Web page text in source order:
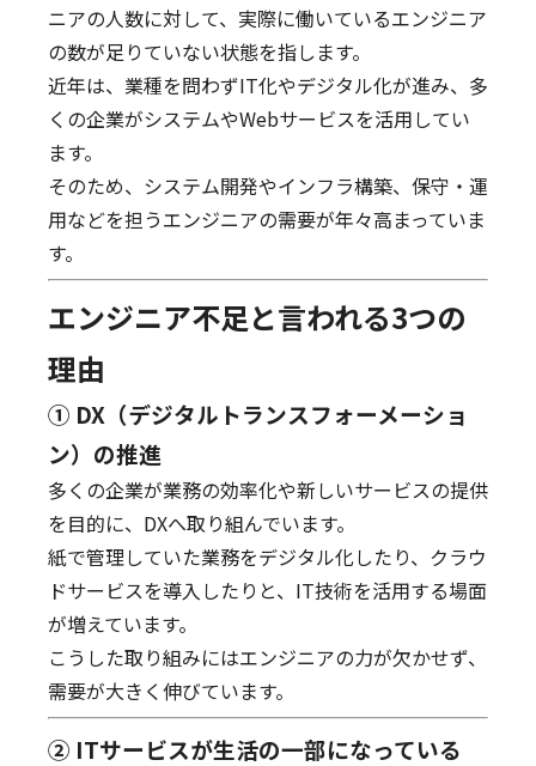
ニアの人数に対して、実際に働いているエンジニア
の数が足りていない状態を指します。
近年は、業種を問わずIT化やデジタル化が進み、多
くの企業がシステムやWebサービスを活用してい
ます。
そのため、システム開発やインフラ構築、保守・運
用などを担うエンジニアの需要が年々高まっていま
す。
エンジニア不足と言われる3つの
理由
① DX（デジタルトランスフォーメーショ
ン）の推進
多くの企業が業務の効率化や新しいサービスの提供
を目的に、DXへ取り組んでいます。
紙で管理していた業務をデジタル化したり、クラウ
ドサービスを導入したりと、IT技術を活用する場面
が増えています。
こうした取り組みにはエンジニアの力が欠かせず、
需要が大きく伸びています。
② ITサービスが生活の一部になっている